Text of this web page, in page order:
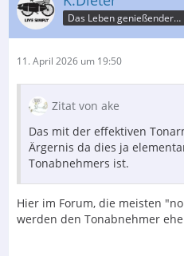
Das Leben genießender Krebspatient
11. April 2026 um 19:50
Zitat von ake
Das mit der effektiven
Ärgernis da dies ja
Tonabnehmers ist.
Hier im Forum, die meisten
werden den Tonabnehmer